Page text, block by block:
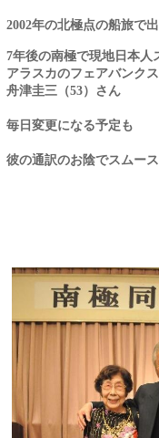
2002年の北極点の船旅で
7年後の南極で現地日本
アラスカのフェアバンク
舟津圭三（53）さん
毎日変更になる予定も
彼の通訳のお陰でスムー